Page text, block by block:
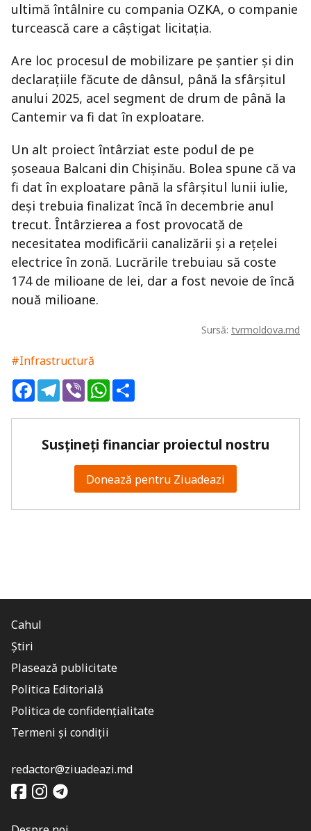
ultimă întâlnire cu compania OZKA, o companie
turcească care a câştigat licitaţia.
Are loc procesul de mobilizare pe şantier şi din
declaraţiile făcute de dânsul, până la sfârşitul
anului 2025, acel segment de drum de până la
Cantemir va fi dat în exploatare.
Un alt proiect întârziat este podul de pe
şoseaua Balcani din Chişinău. Bolea spune că va
fi dat în exploatare până la sfârşitul lunii iulie,
deşi trebuia finalizat încă în decembrie anul
trecut. Întârzierea a fost provocată de
necesitatea modificării canalizării şi a reţelei
electrice în zonă. Lucrările trebuiau să coste
174 de milioane de lei, dar a fost nevoie de încă
nouă milioane.
Sursă: tvrmoldova.md
#Infrastructură
FacebookTelegram
ViberWhatsApp
Susțineți financiar proiectul nostru
Donează pentru Ziuadeazi
Cahul
Știri
Plasează publicitate
Politica Editorială
Politica de confidențialitate
Termeni și condiții
redactor@ziuadeazi.md